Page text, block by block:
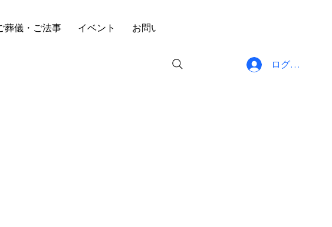
葬儀・ご法事 イベント お問い合わせ
ログイン